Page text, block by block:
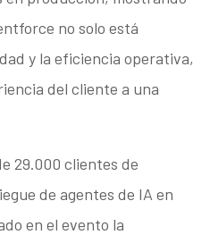
no solo está
y la eficiencia operativa,
del cliente a una
29.000 clientes de
de agentes de IA en
en el evento la